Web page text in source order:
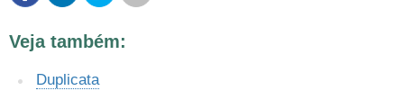
Este conteúdo contém informação incorreta
Este conteúdo não tem a informação que procuro
Outro
Veja também:
Duplicata